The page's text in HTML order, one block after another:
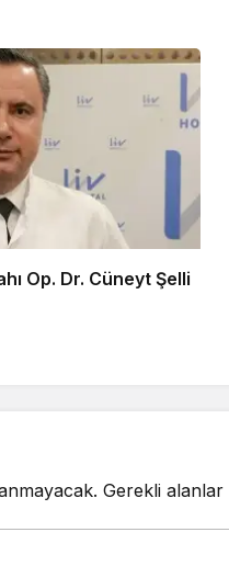
Op. Dr. Cüneyt Şelli
Gerekli alanlar